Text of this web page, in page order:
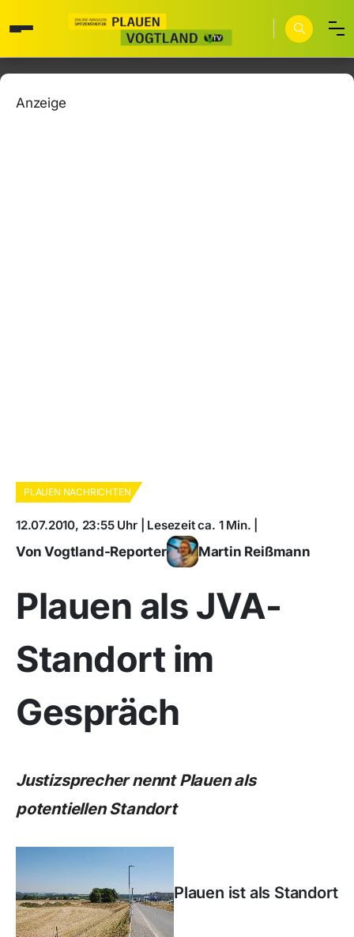
Anzeige
PLAUEN NACHRICHTEN
12.07.2010, 23:55 Uhr | Lesezeit ca. 1 Min. |
Von Vogtland-Reporter Martin Reißmann
Plauen als JVA-
Standort im
Gespräch
Justizsprecher nennt Plauen als
potentiellen Standort
Plauen ist als Standort